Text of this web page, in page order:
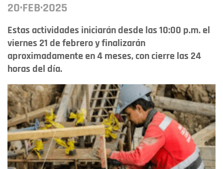
20·FEB·2025
Estas actividades iniciarán desde las 10:00 p.m. el
viernes 21 de febrero y finalizarán
aproximadamente en 4 meses, con cierre las 24
horas del día.